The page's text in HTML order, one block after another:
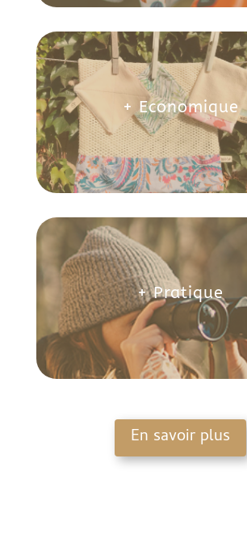
+ Economique
+ Pratique
En savoir plus